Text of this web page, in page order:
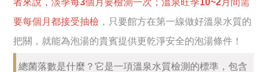
者來說，淡季每3個月要檢測一次；溫泉旺季10~2月間需
要每個月都接受抽檢 ，只要館方在第一線做好溫泉水質的
把關，就能為泡湯的貴賓提供更乾淨安全的泡湯條件！
總菌落數是什麼？它是一項溫泉水質檢測的標準，包含